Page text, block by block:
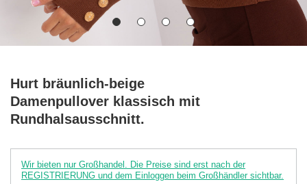
Hurt bräunlich-beige
Damenpullover klassisch mit
Rundhalsausschnitt.
Wir bieten nur Großhandel. Die Preise sind erst nach der
REGISTRIERUNG und dem Einloggen beim Großhändler sichtbar.